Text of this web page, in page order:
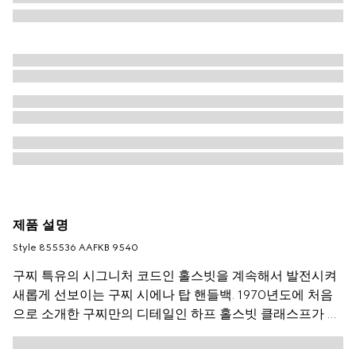
제품 설명
Style ‎855536 AAFKB 9540
구찌 특유의 시그니처 코드인 홀스빗을 계속해서 발전시켜
새롭게 선보이는 구찌 시에나 탑 핸들백. 1970년도에 처음
으로 소개한 구찌만의 디테일인 하프 홀스빗 클래스프가 돋
보이는 파인 스무드 레더 소재의 스타일.